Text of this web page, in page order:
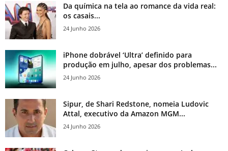
Da química na tela ao romance da vida real:
os casais...
24 Junho 2026
iPhone dobrável ‘Ultra’ definido para
produção em julho, apesar dos problemas...
24 Junho 2026
Sipur, de Shari Redstone, nomeia Ludovic
Attal, executivo da Amazon MGM...
24 Junho 2026